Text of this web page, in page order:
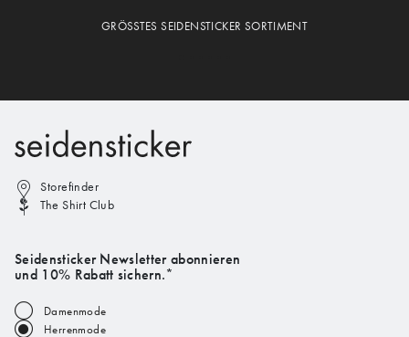
GRÖSSTES SEIDENSTICKER SORTIMENT
Storefinder
The Shirt Club
Seidensticker Newsletter abonnieren
und 10% Rabatt sichern.*
Damenmode
Herrenmode